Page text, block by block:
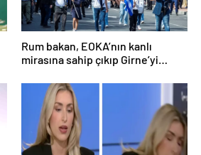
Rum bakan, EOKA’nın kanlı
mirasına sahip çıkıp Girne’yi